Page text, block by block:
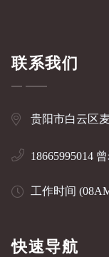
联系我们
贵阳市白云区
18665995014
工作时间
快速导航